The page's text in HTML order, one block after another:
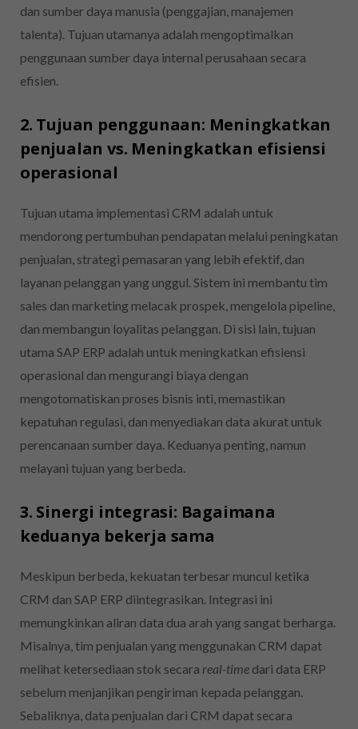
dan sumber daya manusia (penggajian, manajemen
talenta). Tujuan utamanya adalah mengoptimalkan
penggunaan sumber daya internal perusahaan secara
efisien.
2. Tujuan penggunaan: Meningkatkan
penjualan vs. Meningkatkan efisiensi
operasional
Tujuan utama implementasi CRM adalah untuk
mendorong pertumbuhan pendapatan melalui peningkatan
penjualan, strategi pemasaran yang lebih efektif, dan
layanan pelanggan yang unggul. Sistem ini membantu tim
sales dan marketing melacak prospek, mengelola pipeline,
dan membangun loyalitas pelanggan. Di sisi lain, tujuan
utama SAP ERP adalah untuk meningkatkan efisiensi
operasional dan mengurangi biaya dengan
mengotomatiskan proses bisnis inti, memastikan
kepatuhan regulasi, dan menyediakan data akurat untuk
perencanaan sumber daya. Keduanya penting, namun
melayani tujuan yang berbeda.
3. Sinergi integrasi: Bagaimana
keduanya bekerja sama
Meskipun berbeda, kekuatan terbesar muncul ketika
CRM dan SAP ERP diintegrasikan. Integrasi ini
memungkinkan aliran data dua arah yang sangat berharga.
Misalnya, tim penjualan yang menggunakan CRM dapat
melihat ketersediaan stok secara real-time dari data ERP
sebelum menjanjikan pengiriman kepada pelanggan.
Sebaliknya, data penjualan dari CRM dapat secara